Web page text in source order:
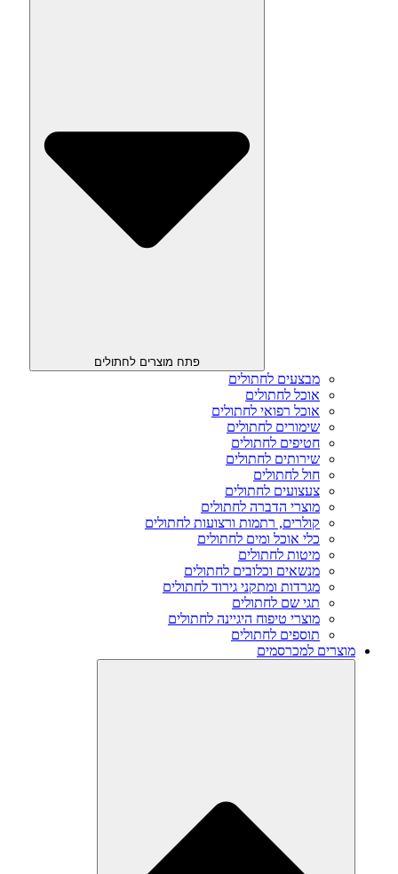
פתח מוצרים לחתולים
מבצעים לחתולים
אוכל לחתולים
אוכל רפואי לחתולים
שימורים לחתולים
חטיפים לחתולים
שירותים לחתולים
חול לחתולים
צעצועים לחתולים
מוצרי הדברה לחתולים
קולרים, רתמות ורצועות לחתולים
כלי אוכל ומים לחתולים
מיטות לחתולים
מנשאים וכלובים לחתולים
מגרדות ומתקני גירוד לחתולים
תגי שם לחתולים
מוצרי טיפוח היגיינה לחתולים
תוספים לחתולים
מוצרים למכרסמים